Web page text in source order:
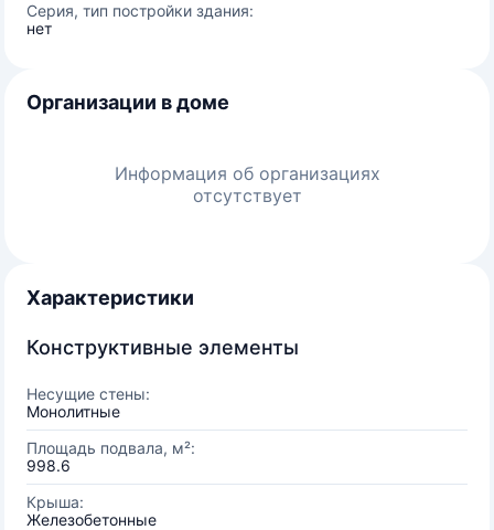
Серия, тип постройки здания:
нет
Организации в доме
Информация об организациях
отсутствует
Характеристики
Конструктивные элементы
Несущие стены:
Монолитные
Площадь подвала, м²:
998.6
Крыша:
Железобетонные